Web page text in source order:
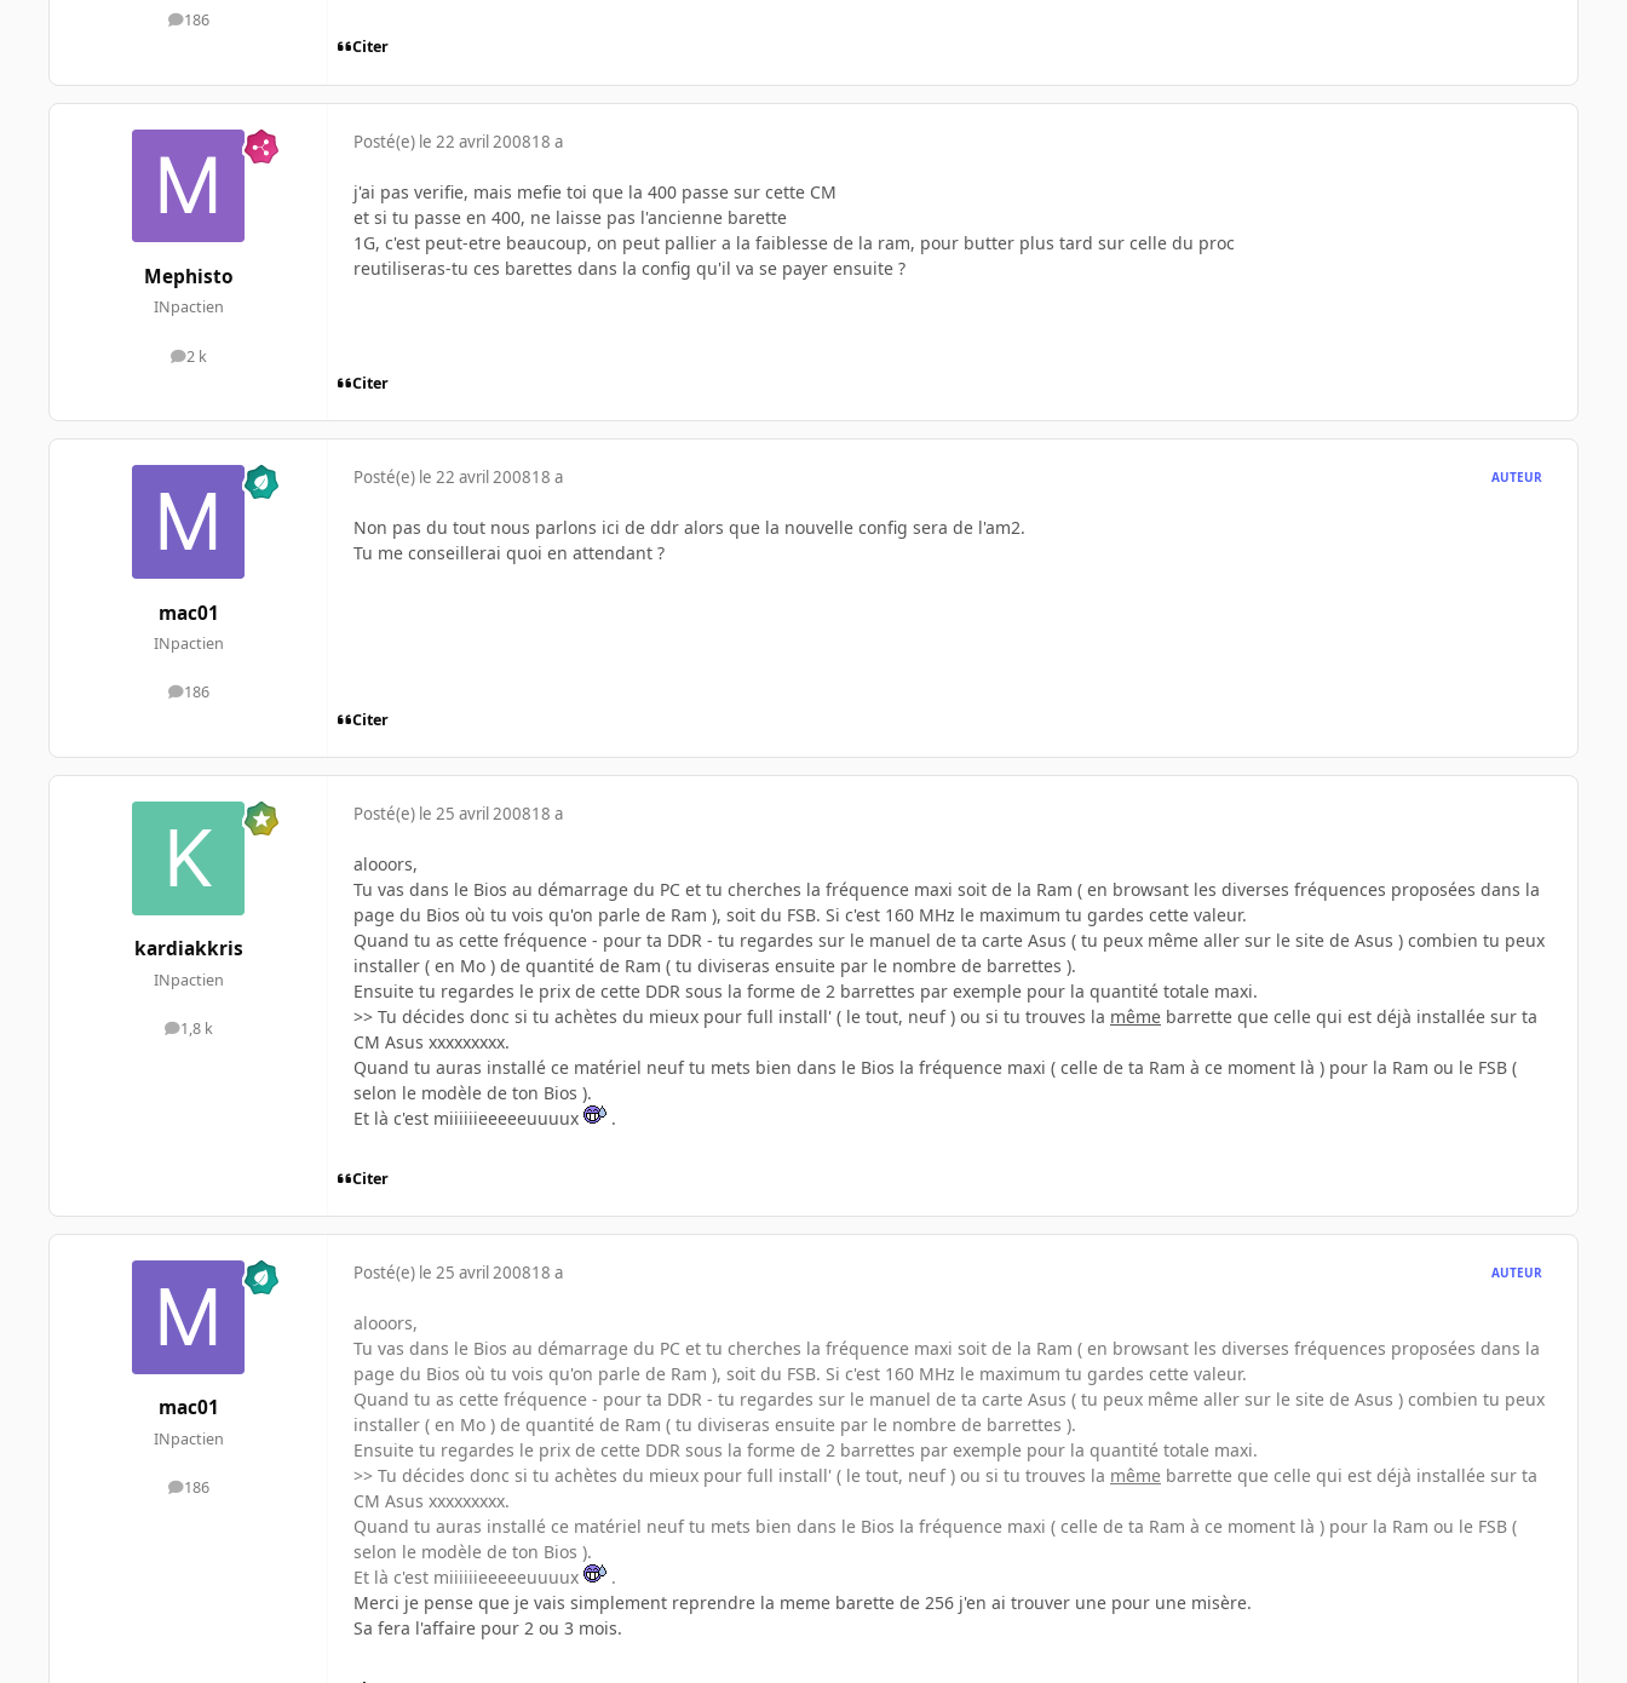
186
messages
Citer
Mephisto
INpactien
2 k
messages
Posté(e) le 22 avril 200818 a
j'ai pas verifie, mais mefie toi que la 400 passe sur cette CM
et si tu passe en 400, ne laisse pas l'ancienne barette
1G, c'est peut-etre beaucoup, on peut pallier a la faiblesse de la ram, pour butter plus tard sur celle du proc
reutiliseras-tu ces barettes dans la config qu'il va se payer ensuite ?
Citer
mac01
INpactien
186
messages
Posté(e) le 22 avril 200818 a AUTEUR
Non pas du tout nous parlons ici de ddr alors que la nouvelle config sera de l'am2.
Tu me conseillerai quoi en attendant ?
Citer
kardiakkris
INpactien
1,8 k
messages
Posté(e) le 25 avril 200818 a
alooors,
Tu vas dans le Bios au démarrage du PC et tu cherches la fréquence maxi soit de la Ram ( en browsant les diverses fréquences proposées dans la
page du Bios où tu vois qu'on parle de Ram ), soit du FSB. Si c'est 160 MHz le maximum tu gardes cette valeur.
Quand tu as cette fréquence - pour ta DDR - tu regardes sur le manuel de ta carte Asus ( tu peux même aller sur le site de Asus ) combien tu peux
installer ( en Mo ) de quantité de Ram ( tu diviseras ensuite par le nombre de barrettes ).
Ensuite tu regardes le prix de cette DDR sous la forme de 2 barrettes par exemple pour la quantité totale maxi.
>> Tu décides donc si tu achètes du mieux pour full install' ( le tout, neuf ) ou si tu trouves la même barrette que celle qui est déjà installée sur ta
CM Asus xxxxxxxxx.
Quand tu auras installé ce matériel neuf tu mets bien dans le Bios la fréquence maxi ( celle de ta Ram à ce moment là ) pour la Ram ou le FSB (
selon le modèle de ton Bios ).
Et là c'est miiiiiieeeeeuuuux
.
Citer
mac01
INpactien
186
messages
Posté(e) le 25 avril 200818 a AUTEUR
alooors,
Tu vas dans le Bios au démarrage du PC et tu cherches la fréquence maxi soit de la Ram ( en browsant les diverses fréquences proposées dans la
page du Bios où tu vois qu'on parle de Ram ), soit du FSB. Si c'est 160 MHz le maximum tu gardes cette valeur.
Quand tu as cette fréquence - pour ta DDR - tu regardes sur le manuel de ta carte Asus ( tu peux même aller sur le site de Asus ) combien tu peux
installer ( en Mo ) de quantité de Ram ( tu diviseras ensuite par le nombre de barrettes ).
Ensuite tu regardes le prix de cette DDR sous la forme de 2 barrettes par exemple pour la quantité totale maxi.
>> Tu décides donc si tu achètes du mieux pour full install' ( le tout, neuf ) ou si tu trouves la même barrette que celle qui est déjà installée sur ta
CM Asus xxxxxxxxx.
Quand tu auras installé ce matériel neuf tu mets bien dans le Bios la fréquence maxi ( celle de ta Ram à ce moment là ) pour la Ram ou le FSB (
selon le modèle de ton Bios ).
Et là c'est miiiiiieeeeeuuuux
.
Merci je pense que je vais simplement reprendre la meme barette de 256 j'en ai trouver une pour une misère.
Sa fera l'affaire pour 2 ou 3 mois.